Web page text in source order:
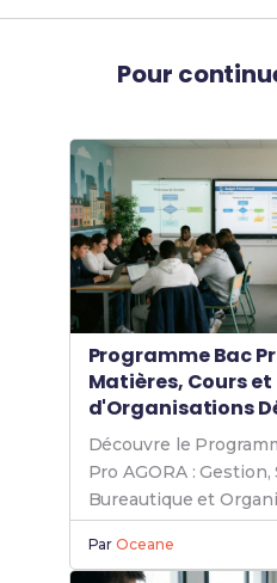
Pour
Programme Bac
Matières, Cours
d'Organisations
Découvre le
Pro AGORA :
Bureautique et
orientation !
ParOceane